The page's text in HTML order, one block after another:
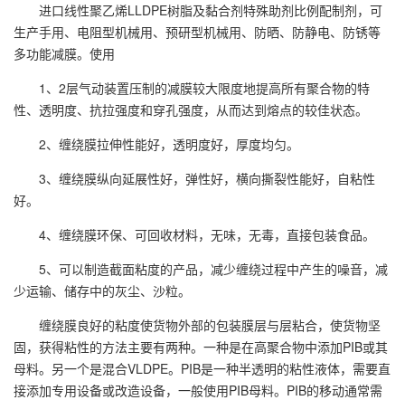
进口线性聚乙烯LLDPE树脂及黏合剂特殊助剂比例配制剂，可
生产手用、电阻型机械用、预研型机械用、防晒、防静电、防锈等
多功能减膜。使用
1、2层气动装置压制的减膜较大限度地提高所有聚合物的特
性、透明度、抗拉强度和穿孔强度，从而达到熔点的较佳状态。
2、缠绕膜拉伸性能好，透明度好，厚度均匀。
3、缠绕膜纵向延展性好，弹性好，横向撕裂性能好，自粘性
好。
4、缠绕膜环保、可回收材料，无味，无毒，直接包装食品。
5、可以制造截面粘度的产品，减少缠绕过程中产生的噪音，减
少运输、储存中的灰尘、沙粒。
缠绕膜良好的粘度使货物外部的包装膜层与层粘合，使货物坚
固，获得粘性的方法主要有两种。一种是在高聚合物中添加PIB或其
母料。另一个是混合VLDPE。PIB是一种半透明的粘性液体，需要直
接添加专用设备或改造设备，一般使用PIB母料。PIB的移动通常需